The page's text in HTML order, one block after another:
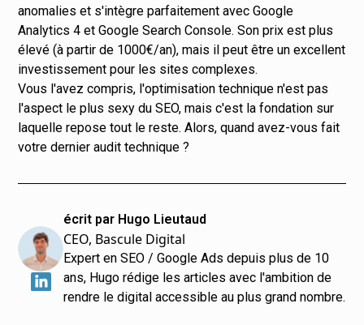
anomalies et s'intègre parfaitement avec Google
Analytics 4 et Google Search Console. Son prix est plus
élevé (à partir de 1000€/an), mais il peut être un excellent
investissement pour les sites complexes.
Vous l'avez compris, l'optimisation technique n'est pas
l'aspect le plus sexy du SEO, mais c'est la fondation sur
laquelle repose tout le reste. Alors, quand avez-vous fait
votre dernier audit technique ?
écrit par Hugo Lieutaud
CEO, Bascule Digital
Expert en SEO / Google Ads depuis plus de 10
ans, Hugo rédige les articles avec l'ambition de
rendre le digital accessible au plus grand nombre.